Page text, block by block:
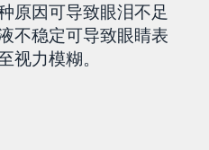
原因可导致眼泪不足
不稳定可导致眼睛表
力模糊。